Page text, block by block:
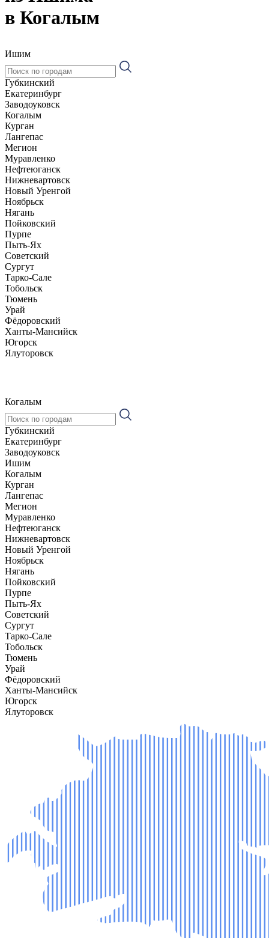
в Когалым
Ишим
Губкинский
Екатеринбург
Заводоуковск
Когалым
Курган
Лангепас
Мегион
Муравленко
Нефтеюганск
Нижневартовск
Новый Уренгой
Ноябрьск
Нягань
Пойковский
Пурпе
Пыть-Ях
Советский
Сургут
Тарко-Сале
Тобольск
Тюмень
Урай
Фёдоровский
Ханты-Мансийск
Югорск
Ялуторовск
Когалым
Губкинский
Екатеринбург
Заводоуковск
Ишим
Когалым
Курган
Лангепас
Мегион
Муравленко
Нефтеюганск
Нижневартовск
Новый Уренгой
Ноябрьск
Нягань
Пойковский
Пурпе
Пыть-Ях
Советский
Сургут
Тарко-Сале
Тобольск
Тюмень
Урай
Фёдоровский
Ханты-Мансийск
Югорск
Ялуторовск